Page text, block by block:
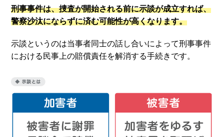
刑事事件は、捜査が開始される前に示談が成立すれば、
警察沙汰にならずに済む可能性が高くなります。
示談というのは当事者同士の話し合いによって刑事事件
における民事上の賠償責任を解消する手続きです。